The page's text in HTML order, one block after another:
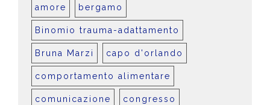
amore bergamo
Binomio trauma-adattamento
Bruna Marzi capo d'orlando
comportamento alimentare
comunicazione congresso